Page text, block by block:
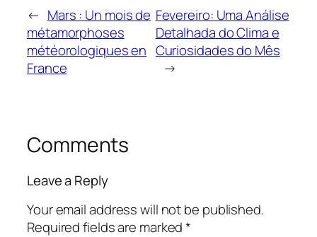
← Mars : Un mois de
métamorphoses
météorologiques en
France
Fevereiro: Uma Análise
Detalhada do Clima e
Curiosidades do Mês
→
Comments
Leave a Reply
Your email address will not be published.
Required fields are marked*